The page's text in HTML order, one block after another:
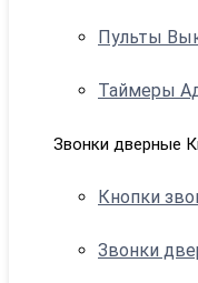
Пульты
Таймеры
Звонки дверные
Кнопки
Звонки